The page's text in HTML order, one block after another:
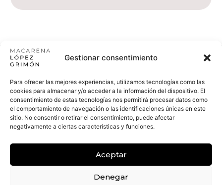
Gestionar consentimiento
Para ofrecer las mejores experiencias, utilizamos tecnologías como las
cookies para almacenar y/o acceder a la información del dispositivo. El
consentimiento de estas tecnologías nos permitirá procesar datos como
el comportamiento de navegación o las identificaciones únicas en este
sitio. No consentir o retirar el consentimiento, puede afectar
negativamente a ciertas características y funciones.
Aceptar
Denegar
Spanish